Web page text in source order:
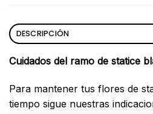
DESCRIPCIÓN
Cuidados del ramo de statice
Para mantener tus flores de
tiempo sigue nuestras